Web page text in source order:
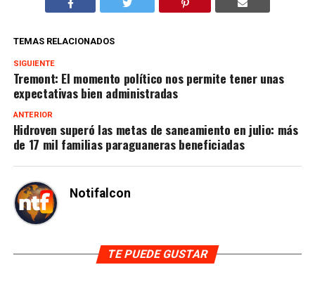
TEMAS RELACIONADOS
SIGUIENTE
Tremont: El momento político nos permite tener unas
expectativas bien administradas
ANTERIOR
Hidroven superó las metas de saneamiento en julio: más
de 17 mil familias paraguaneras beneficiadas
Notifalcon
TE PUEDE GUSTAR